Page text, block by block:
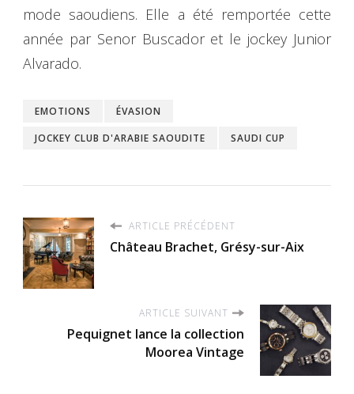
mode saoudiens. Elle a été remportée cette
année par Senor Buscador et le jockey Junior
Alvarado.
EMOTIONS
ÉVASION
JOCKEY CLUB D'ARABIE SAOUDITE
SAUDI CUP
ARTICLE PRÉCÉDENT
Château Brachet, Grésy-sur-Aix
ARTICLE SUIVANT
Pequignet lance la collection
Moorea Vintage